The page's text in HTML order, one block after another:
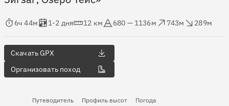
в пути
6ч 44м
Оценка в днях
1-2 дня
Дистанция
12 км
Абсолютная высота
680 — 1136м
743м
289м
Скачать GPX
Организовать поход
Путеводитель Профиль высот Погода